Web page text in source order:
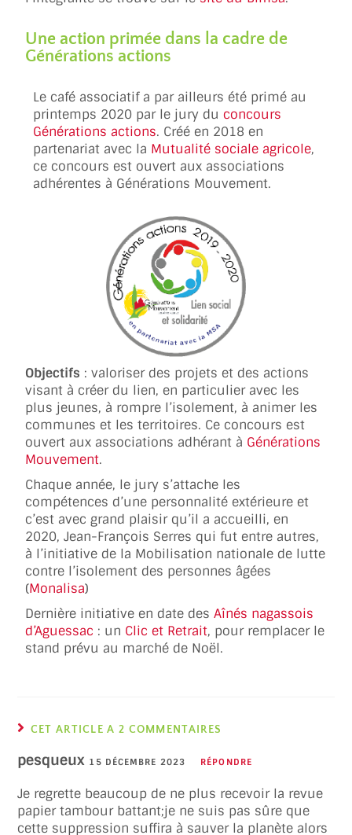
Une action primée dans la cadre de
Générations actions
Le café associatif a par ailleurs été primé au
printemps 2020 par le jury duconcours
Générations actions. Créé en 2018 en
partenariat avec la Mutualité sociale agricole,
ce concours est ouvert aux associations
adhérentes à Générations Mouvement.
Objectifs : valoriser des projets et des actions
visant à créer du lien, en particulier avec les
plus jeunes, à rompre l’isolement, à animer les
communes et les territoires. Ce concours est
ouvert aux associations adhérant à Générations
Mouvement.
Chaque année, le jury s’attache les
compétences d’une personnalité extérieure et
c’est avec grand plaisir qu’il a accueilli, en
2020, Jean-François Serres qui fut entre autres,
à l’initiative de la Mobilisation nationale de lutte
contre l’isolement des personnes âgées
(Monalisa)
Dernière initiative en date desAînés nagassois
d’Aguessac : un Clic et Retrait, pour remplacer le
stand prévu au marché de Noël.
CET ARTICLE A 2 COMMENTAIRES
pesqueux 15 DÉCEMBRE 2023 RÉPONDRE
Je regrette beaucoup de ne plus recevoir la revue
papier tambour battant;je ne suis pas sûre que
cette suppression suffira à sauver la planète alors